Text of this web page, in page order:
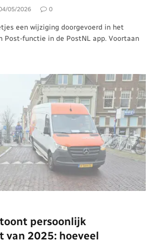
05/2026 0
een wijziging doorgevoerd in het
Post-functie in de PostNL app. Voortaan
persoonlijk
van 2025: hoeveel